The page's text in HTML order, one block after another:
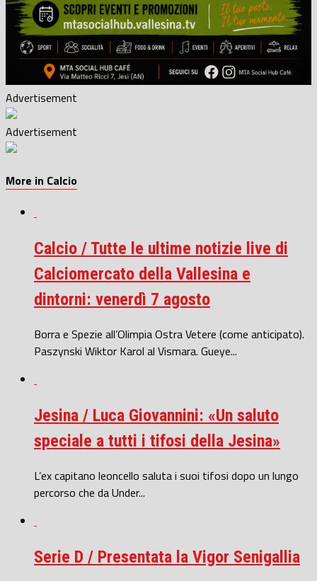
Advertisement
Advertisement
More in Calcio
Calcio / Tutte le ultime notizie live di
Calciomercato della Vallesina e
dintorni: venerdì 7 agosto
Borra e Spezie all’Olimpia Ostra Vetere (come anticipato).
Paszynski Wiktor Karol al Vismara. Gueye...
Jesina / Luca Giovannini: «Un saluto
speciale a tutti i tifosi della Jesina»
L’ex capitano leoncello saluta i suoi tifosi dopo un lungo
percorso che da Under...
Serie D / Presentata la Vigor Senigallia